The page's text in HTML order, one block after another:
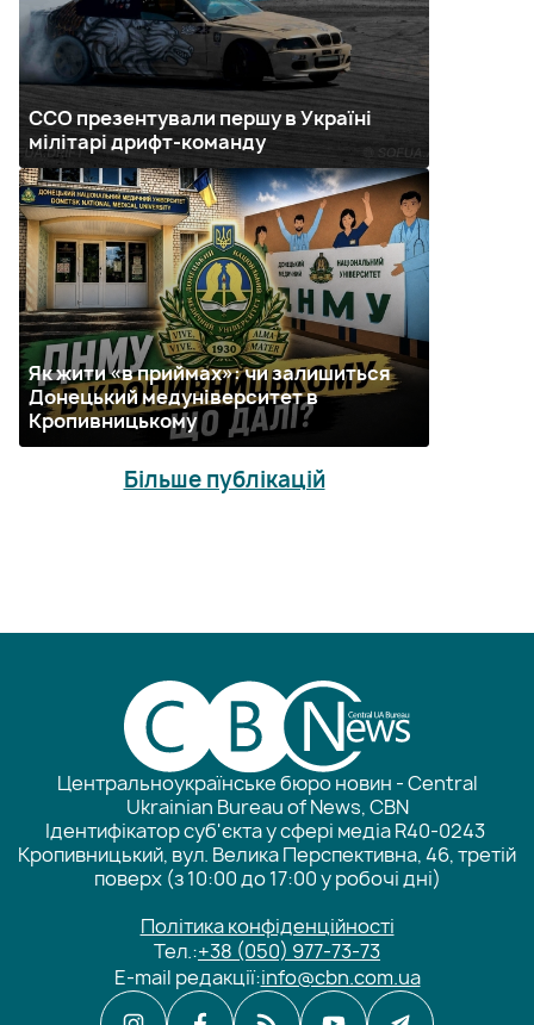
ССО презентували першу в Україні
мілітарі дрифт-команду
Як жити «в приймах»: чи залишиться
Донецький медуніверситет в
Кропивницькому
Більше публікацій
Центральноукраїнське бюро новин - Central
Ukrainian Bureau of News, CBN
Ідентифікатор суб'єкта у сфері медіа R40-0243
Кропивницький, вул. Велика Перспективна, 46, третій
поверх (з 10:00 до 17:00 у робочі дні)
Політика конфіденційності
Тел.:+38 (050) 977-73-73
E-mail редакції:info@cbn.com.ua